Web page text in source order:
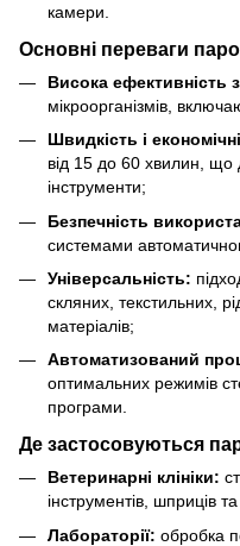
камери.
Основні переваги
Висока ефективність
мікроорганізмів,
Швидкість і
від 15 до 60 хвилин, що
інструменти;
Безпечність
системами
Універсальність:
скляних, текстильних,
матеріалів;
Автоматизований
оптимальних режимів
програми.
Де застосовуються
Ветеринарні клініки:
інструментів, шприців
Лабораторії: обробка